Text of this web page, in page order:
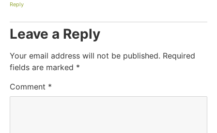
Reply
Leave a Reply
Your email address will not be published. Required
fields are marked *
Comment *